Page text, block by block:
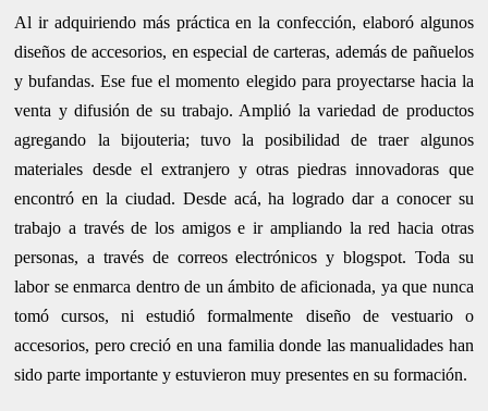
Al ir adquiriendo más práctica en la confección, elaboró algunos
diseños de accesorios, en especial de carteras, además de pañuelos
y bufandas. Ese fue el momento elegido para proyectarse hacia la
venta y difusión de su trabajo. Amplió la variedad de productos
agregando la bijouteria; tuvo la posibilidad de traer algunos
materiales desde el extranjero y otras piedras innovadoras que
encontró en la ciudad. Desde acá, ha logrado dar a conocer su
trabajo a través de los amigos e ir ampliando la red hacia otras
personas, a través de correos electrónicos y blogspot. Toda su
labor se enmarca dentro de un ámbito de aficionada, ya que nunca
tomó cursos, ni estudió formalmente diseño de vestuario o
accesorios, pero creció en una familia donde las manualidades han
sido parte importante y estuvieron muy presentes en su formación.